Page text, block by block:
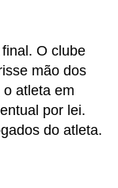
O clube
mão dos
atleta em
por lei.
do atleta.